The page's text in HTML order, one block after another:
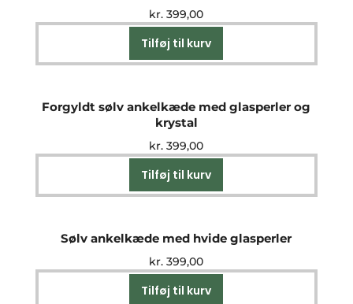
kr. 399,00
Tilføj til kurv
Forgyldt sølv ankelkæde med glasperler og
krystal
kr. 399,00
Tilføj til kurv
Sølv ankelkæde med hvide glasperler
kr. 399,00
Tilføj til kurv